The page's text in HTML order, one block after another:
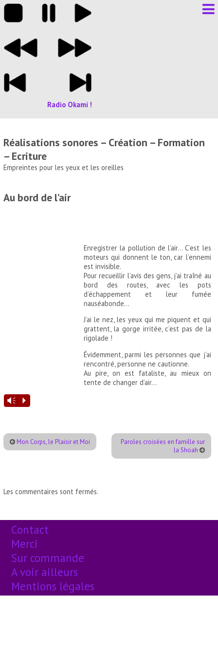
Radio Okami !
Réalisations sonores – Création – Formation
– Ecriture
Empreintes pour les yeux et les oreilles
Au bord de l’air
Enregistrer la pollution de l’air… C’est les
moteurs qui donnent le ton, car l’ennemi
est invisible.
Pour recueillir l’avis des gens, j’ai traîné au
bord des routes, avec les pots
d’échappement et leur fumée
nauséabonde…
J’ai le nez, les yeux qui me piquent et qui
grattent, la gorge irritée, c’est pas de la
rigolade !
Évidemment, parmi les personnes que j’ai
rencontré, personne ne cautionne.
Au pire, on est fataliste, au mieux on
tente de changer d’air…
Lecteur
audio
Vm P
Mon Corps, le Plaisir et Moi
Paroles croisées en famille sur
la Shoah
Les commentaires sont fermés.
Contact
Merci
Sur commande
A voir ailleurs
Mentions légales